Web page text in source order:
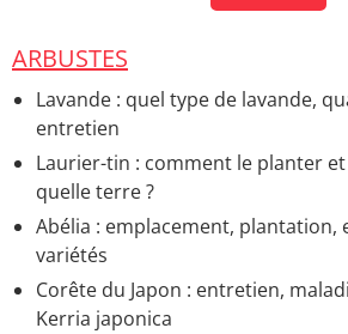
ARBUSTES
Lavande : quel type de lavande,
entretien
Laurier-tin : comment le planter
quelle terre ?
Abélia : emplacement, plantation,
variétés
Corête du Japon : entretien,
Kerria japonica